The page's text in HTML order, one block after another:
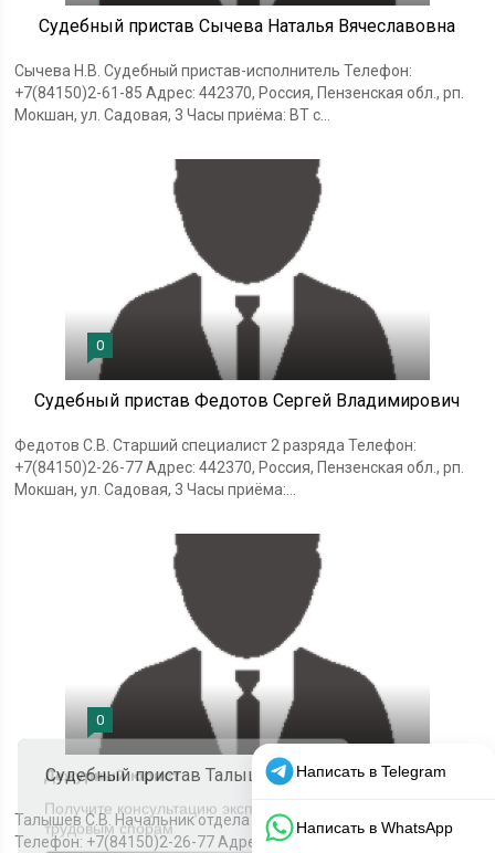
Судебный пристав Сычева Наталья Вячеславовна
Сычева Н.В. Судебный пристав-исполнитель Телефон:
+7(84150)2-61-85 Адрес: 442370, Россия, Пензенская обл., рп.
Мокшан, ул. Садовая, 3 Часы приёма: ВТ с...
0
Судебный пристав Федотов Сергей Владимирович
Федотов С.В. Старший специалист 2 разряда Телефон:
+7(84150)2-26-77 Адрес: 442370, Россия, Пензенская обл., рп.
Мокшан, ул. Садовая, 3 Часы приёма:...
0
Судебный пристав Талышев Сергей Викторович
Талышев С.В. Начальник отдела - старший судебный пристав
Телефон: +7(84150)2-26-77 Адрес: 442370, Россия, Пензенская